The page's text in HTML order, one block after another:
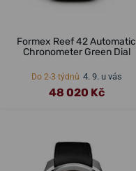
Formex Reef 42 Automatic
Chronometer Green Dial
Do 2-3 týdnů 4. 9. u vás
48 020 Kč